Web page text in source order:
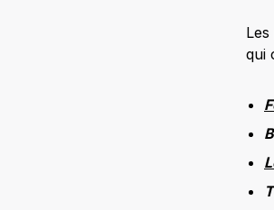
qui